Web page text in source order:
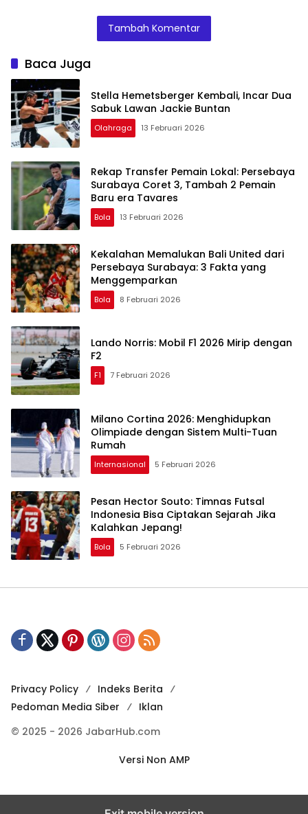
dengan Sistem
Multi-Tuan
Rumah
Sejarah Jika
Jepang!
Tambah Komentar
Baca Juga
Stella Hemetsberger Kembali, Incar Dua
Sabuk Lawan Jackie Buntan
Olahraga 13 Februari 2026
Rekap Transfer Pemain Lokal: Persebaya
Surabaya Coret 3, Tambah 2 Pemain
Baru era Tavares
Bola 13 Februari 2026
Kekalahan Memalukan Bali United dari
Persebaya Surabaya: 3 Fakta yang
Menggemparkan
Bola 8 Februari 2026
Lando Norris: Mobil F1 2026 Mirip dengan
F2
F1 7 Februari 2026
Milano Cortina 2026: Menghidupkan
Olimpiade dengan Sistem Multi-Tuan
Rumah
Internasional 5 Februari 2026
Pesan Hector Souto: Timnas Futsal
Indonesia Bisa Ciptakan Sejarah Jika
Kalahkan Jepang!
Bola 5 Februari 2026
Privacy Policy
Indeks Berita
Pedoman Media Siber
Iklan
© 2025 - 2026 JabarHub.com
Versi Non AMP